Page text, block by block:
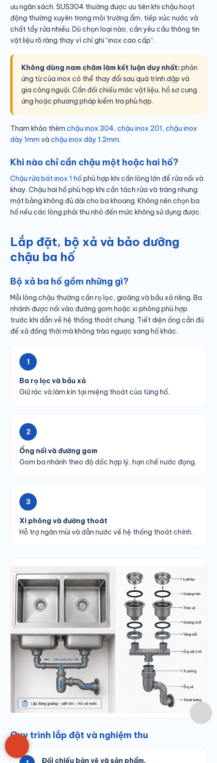
ưu ngân sách. SUS304 thường được ưu tiên khi chậu hoạt
động thường xuyên trong môi trường ẩm, tiếp xúc nước và
chất tẩy rửa nhiều. Dù chọn loại nào, cần yêu cầu thông tin
vật liệu rõ ràng thay vì chỉ ghi “inox cao cấp”.
Không dùng nam châm làm kết luận duy nhất: phản
ứng từ của inox có thể thay đổi sau quá trình dập và
gia công nguội. Cần đối chiếu mác vật liệu, hồ sơ cung
ứng hoặc phương pháp kiểm tra phù hợp.
Tham khảo thêmchậu inox 304,chậu inox 201,chậu inox
dày 1mm vàchậu inox dày 1.2mm.
Khi nào chỉ cần chậu một hoặc hai hố?
Chậu rửa bát inox 1 hốphù hợp khi cần lòng lớn để rửa nồi và
khay. Chậu hai hố phù hợp khi cần tách rửa và tráng nhưng
mặt bằng không đủ dài cho ba khoang. Không nên chọn ba
hố nếu các lòng phải thu nhỏ đến mức không sử dụng được.
Lắp đặt, bộ xả và bảo dưỡng
chậu ba hố
Bộ xả ba hố gồm những gì?
Mỗi lòng chậu thường cần rọ lọc, gioăng và bầu xả riêng. Ba
nhánh được nối vào đường gom hoặc xi phông phù hợp
trước khi dẫn về hệ thống thoát chung. Tiết diện ống cần đủ
để xả đồng thời mà không trào ngược sang hố khác.
1
Ba rọ lọc và bầu xả
Giữ rác và làm kín tại miệng thoát của từng hố.
2
Ống nối và đường gom
Gom ba nhánh theo độ dốc hợp lý, hạn chế nước đọng.
3
Xi phông và đường thoát
Hỗ trợ ngăn mùi và dẫn nước về hệ thống thoát chính.
Quy trình lắp đặt và nghiệm thu
Đối chiếu bản vẽ và sản phẩm.